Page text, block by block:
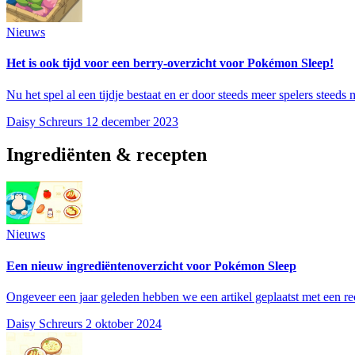
Nieuws
Het is ook tijd voor een berry-overzicht voor Pokémon Sleep!
Nu het spel al een tijdje bestaat en er door steeds meer spelers steeds
Daisy Schreurs 12 december 2023
Ingrediënten & recepten
Nieuws
Een nieuw ingrediëntenoverzicht voor Pokémon Sleep
Ongeveer een jaar geleden hebben we een artikel geplaatst met een
Daisy Schreurs 2 oktober 2024